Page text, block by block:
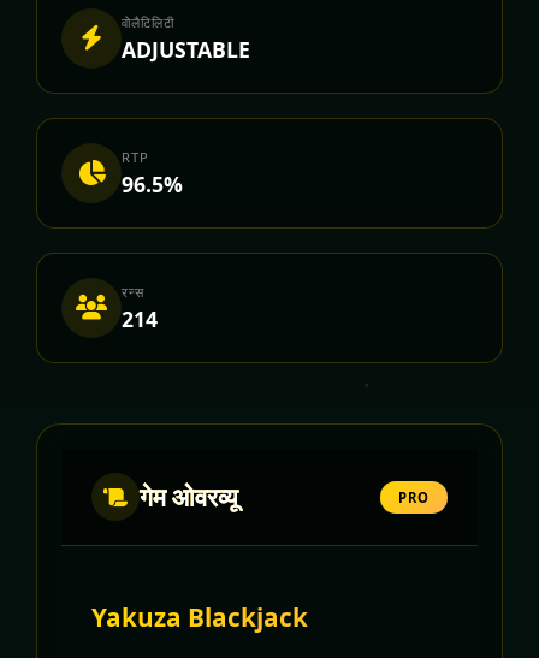
वोलैटिलिटी
ADJUSTABLE
RTP
96.5%
रन्स
214
गेम ओवरव्यू PRO
Yakuza Blackjack